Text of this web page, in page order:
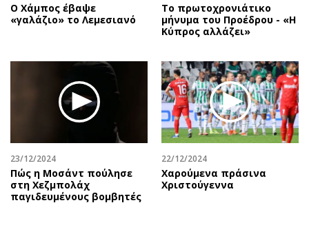
Ο Χάμπος έβαψε
«γαλάζιο» το Λεμεσιανό
Το πρωτοχρονιάτικο
μήνυμα του Προέδρου - «Η
Κύπρος αλλάζει»
23/12/2024
Πώς η Μοσάντ πούλησε
στη Χεζμπολάχ
παγιδευμένους βομβητές
22/12/2024
Χαρούμενα πράσινα
Χριστούγεννα